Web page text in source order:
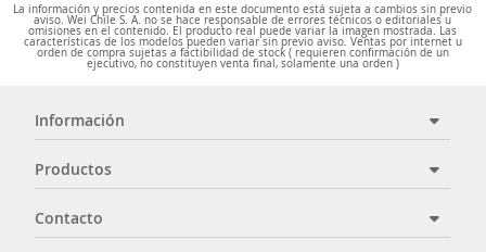
La información y precios contenida en este documento está sujeta a cambios sin previo
aviso. Wei Chile S. A. no se hace responsable de errores técnicos o editoriales u
omisiones en el contenido. El producto real puede variar la imagen mostrada. Las
características de los modelos pueden variar sin previo aviso. Ventas por internet u
orden de compra sujetas a factibilidad de stock ( requieren confirmación de un
ejecutivo, no constituyen venta final, solamente una orden )
Información
Productos
Contacto